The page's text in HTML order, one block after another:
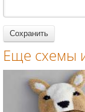
Еще схемы